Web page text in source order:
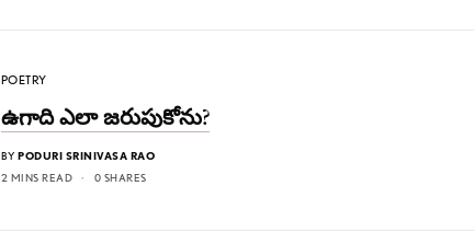
POETRY
ఉగాది ఎలా జరుపుకోను?
BY PODURI SRINIVASA RAO
2 MINS READ
0 SHARES